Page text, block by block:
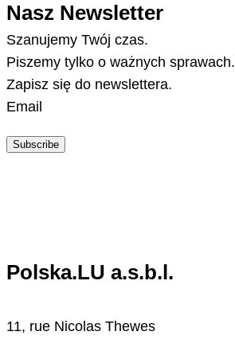
Nasz Newsletter
Szanujemy Twój czas.
Piszemy tylko o ważnych sprawach.
Zapisz się do newslettera.
Email
Subscribe
Polska.LU a.s.b.l.
11, rue Nicolas Thewes